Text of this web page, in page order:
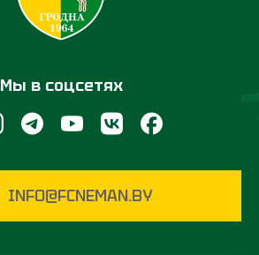
Мы в соцсетях
INFO@FCNEMAN.BY